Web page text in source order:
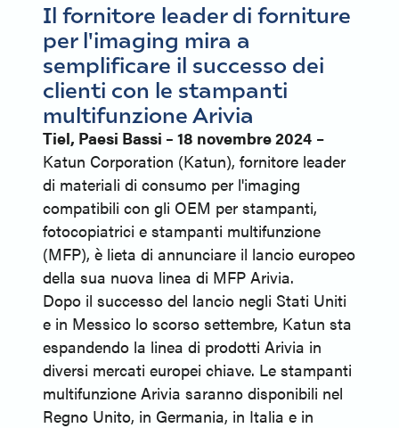
Il fornitore leader di forniture
per l'imaging mira a
semplificare il successo dei
clienti con le stampanti
multifunzione Arivia
Tiel, Paesi Bassi – 18 novembre 2024 –
Katun Corporation (Katun), fornitore leader
di materiali di consumo per l'imaging
compatibili con gli OEM per stampanti,
fotocopiatrici e stampanti multifunzione
(MFP), è lieta di annunciare il lancio europeo
della sua nuova linea di MFP Arivia.
Dopo il successo del lancio negli Stati Uniti
e in Messico lo scorso settembre, Katun sta
espandendo la linea di prodotti Arivia in
diversi mercati europei chiave. Le stampanti
multifunzione Arivia saranno disponibili nel
Regno Unito, in Germania, in Italia e in